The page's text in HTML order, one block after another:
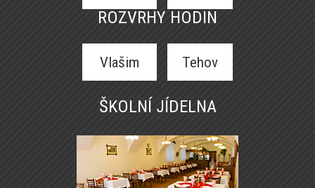
ROZVRHY HODIN
Vlašim Tehov
ŠKOLNÍ JÍDELNA